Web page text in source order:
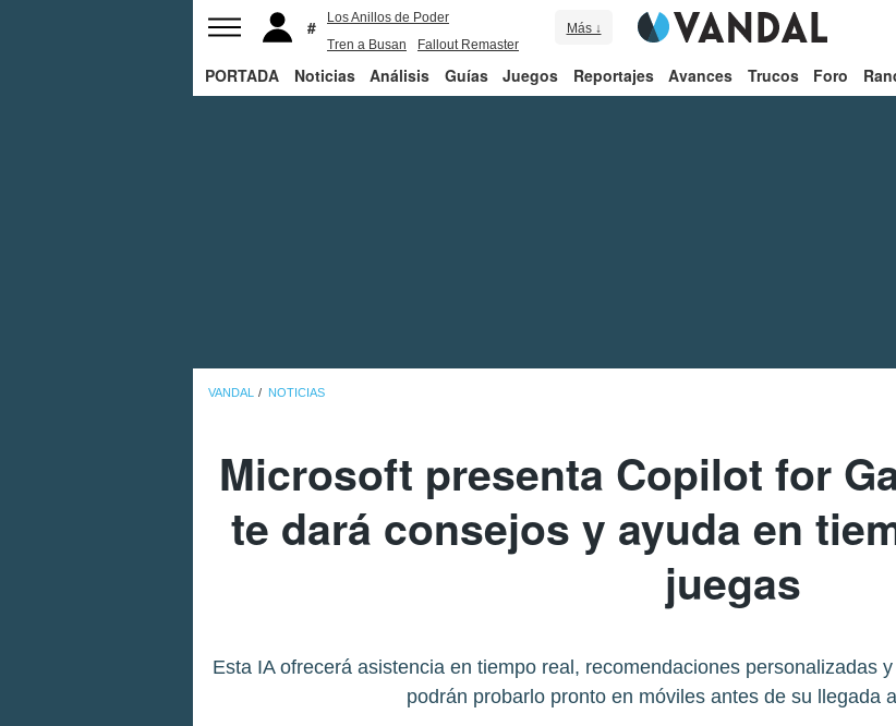
Los Anillos de Poder
Tren a Busan
Fallout Remaster
Juego de Tronos
Más ↓
PORTADA Noticias Análisis Guías Juegos Reportajes Avances Trucos Foro
VANDAL NOTICIAS
Microsoft presenta Copilot for
te dará consejos y ayuda en
juegas
Esta IA ofrecerá asistencia en tiempo real, recomendaciones personalizadas
podrán probarlo pronto en móviles antes de su llegada